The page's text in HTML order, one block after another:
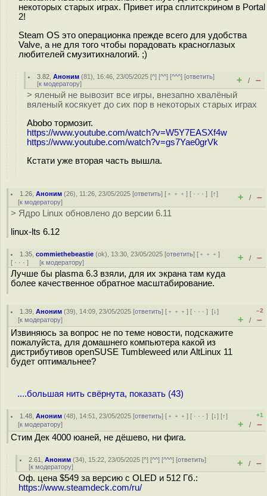
некоторых старых играх. Привет игра сплитскрином в Portal
2!
Steam OS это операционка прежде всего для удобства
Valve, а не для того чтобы порадовать кpacнoглaзыx
любителей смузитихналогий. ;)
3.82 ,Аноним (81), 16:46, 23/05/2025 [^] [^^] [^^^] [ответить]
[к модератору] + / –
> яленый не вывозит все игры, внезапно хвалёный
вяленый косякует до сих пор в некоторых старых играх
Abobo тормозит.
https://www.youtube.com/watch?v=W5Y7EASXf4w
https://www.youtube.com/watch?v=gs7Yae0grVk
Кстати уже вторая часть вышла.
1.26 ,Аноним (26), 11:26, 23/05/2025 [ответить] [ ﹢﹢﹢] [ · · ·][↑]
[к модератору] + / –
> Ядро Linux обновлено до версии 6.11
linux-lts 6.12
1.35 ,commiethebeastie (ok), 13:30, 23/05/2025 [ответить] [ ﹢﹢﹢]
[ · · · ] [к модератору] + / –
Лучше бы plasma 6.3 взяли, для их экрана там куда
более качественное обратное масштабирование.
1.39 ,Аноним (39), 14:09, 23/05/2025 [ответить] [ ﹢﹢﹢] [ · · ·][↓]
[к модератору]
–2
+ / –
Извиняюсь за вопрос не по теме новости, подскажите
пожалуйста, для домашнего компьютера какой из
дистрибутивов openSUSE Tumbleweed или AltLinux 11
будет оптимальнее?
....большая нить свёрнута, показать (43)
1.48 ,Аноним (48), 14:51, 23/05/2025 [ответить] [ ﹢﹢﹢] [ · · ·][↓] [↑]
[к модератору]
+1
+ / –
Стим Дек 4000 юаней, не дёшево, ни фига.
2.61 ,Аноним (34), 15:22, 23/05/2025 [^] [^^] [^^^] [ответить]
[к модератору] + / –
Оф. цена $549 за версию с OLED и 512 Гб.:
https://www.steamdeck.com/ru/